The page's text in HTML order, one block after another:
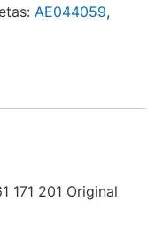
AE044059,
171 201 Original